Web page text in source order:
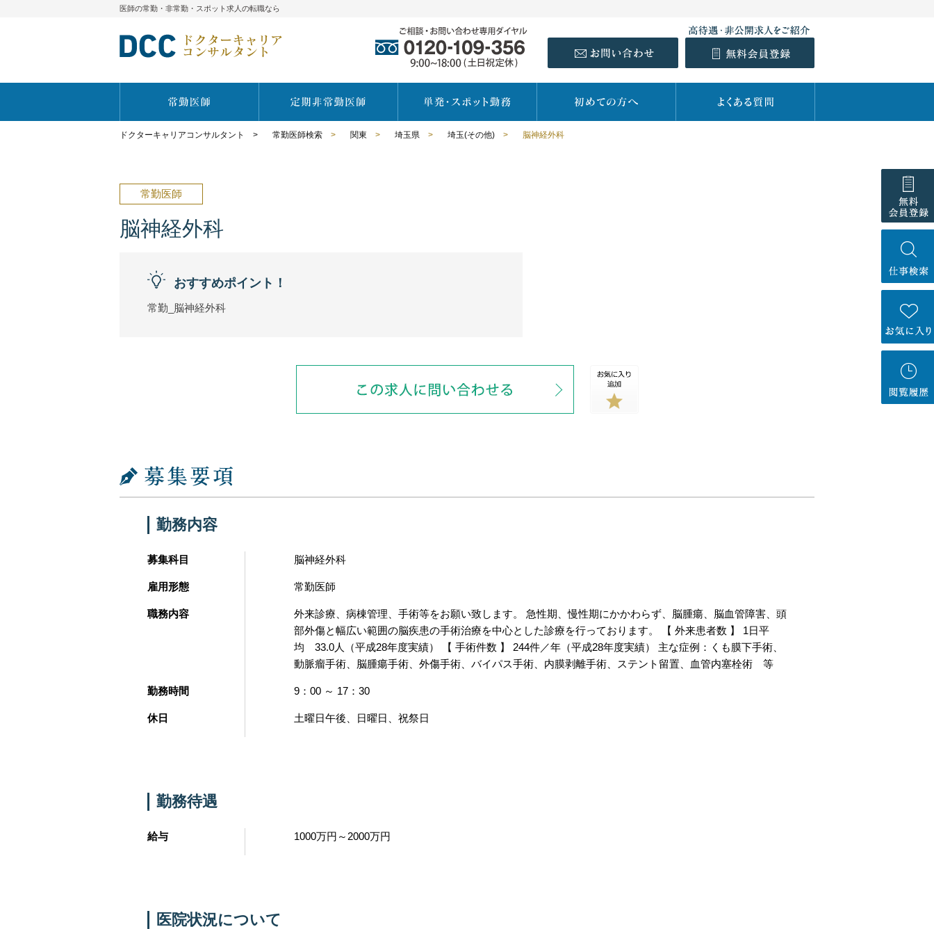
医師の常勤・非常勤・スポット求人の転職なら
ドクターキャリアコンサルタント > 常勤医師検索 > 関東 > 埼玉県 > 埼玉(その他) > 脳神経外科
常勤医師
脳神経外科
おすすめポイント！
常勤_脳神経外科
勤務内容
募集科目 脳神経外科
雇用形態 常勤医師
職務内容
外来診療、病棟管理、手術等をお願い致します。 急性期、慢性期にかかわらず、脳腫瘍、脳血管障害、頭
部外傷と幅広い範囲の脳疾患の手術治療を中心とした診療を行っております。 【 外来患者数 】 1日平
均 33.0人（平成28年度実績） 【 手術件数 】 244件／年（平成28年度実績） 主な症例：くも膜下手術、
動脈瘤手術、脳腫瘍手術、外傷手術、バイパス手術、内膜剥離手術、ステント留置、血管内塞栓術 等
勤務時間 9：00 ～ 17：30
休日 土曜日午後、日曜日、祝祭日
勤務待遇
給与 1000万円～2000万円
医院状況について